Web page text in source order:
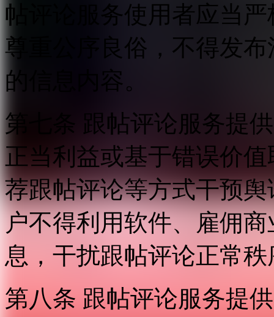
帖评论服务使用者应当
尊重公序良俗，不得发
的信息内容。
第七条 跟帖评论服务提
正当利益或基于错误价
荐跟帖评论等方式干预
户不得利用软件、雇佣
息，干扰跟帖评论正常
第八条 跟帖评论服务提